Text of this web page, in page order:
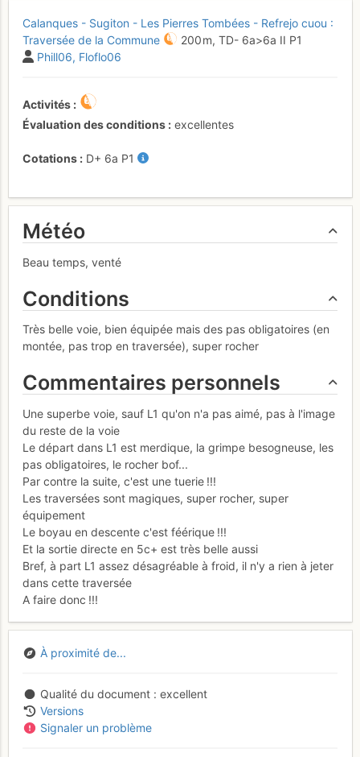
Calanques - Sugiton - Les Pierres Tombées - Refrejo cuou :
Traversée de la Commune
200 m, TD- 6a>6a II P1
Phill06 Floflo06
Activités
Évaluation des conditions
excellentes
Cotations D+ 6a P1
Météo
Beau temps, venté
Conditions
Très belle voie, bien équipée mais des pas obligatoires (en
montée, pas trop en traversée), super rocher
Commentaires personnels
Une superbe voie, sauf L1 qu'on n'a pas aimé, pas à l'image
du reste de la voie
Le départ dans L1 est merdique, la grimpe besogneuse, les
pas obligatoires, le rocher bof...
Par contre la suite, c'est une tuerie !!!
Les traversées sont magiques, super rocher, super
équipement
Le boyau en descente c'est féérique !!!
Et la sortie directe en 5c+ est très belle aussi
Bref, à part L1 assez désagréable à froid, il n'y a rien à jeter
dans cette traversée
A faire donc !!!
À proximité de...
Qualité du document
excellent
Versions
Signaler un problème